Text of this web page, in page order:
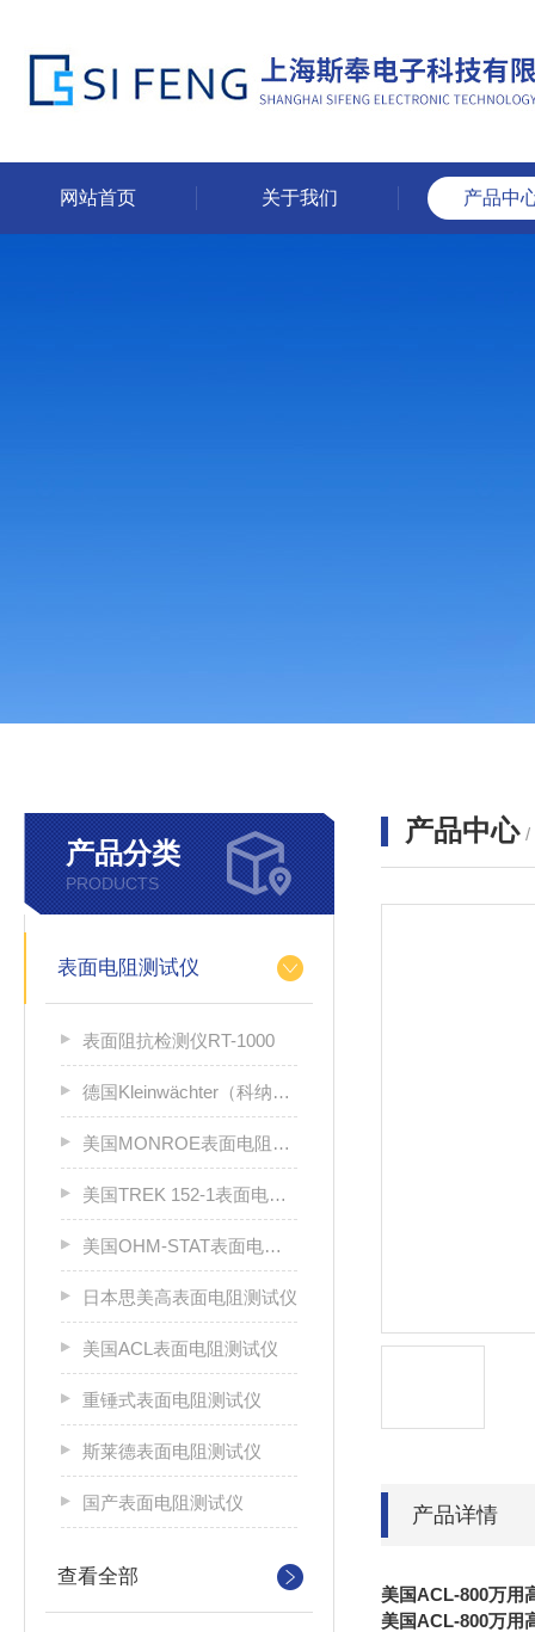
网站首页 关于我们 产品中
产品分类
PRODUCTS
表面电阻测试仪
表面阻抗检测仪RT-1000
德国Kleinwächter（科纳沃茨特）
美国MONROE表面电阻测试仪
美国TREK 152-1表面电阻测试仪
美国OHM-STAT表面电阻测试仪
日本思美高表面电阻测试仪
美国ACL表面电阻测试仪
重锤式表面电阻测试仪
斯莱德表面电阻测试仪
国产表面电阻测试仪
查看全部
产品中心 /
产品详情
美国ACL-800万用
美国ACL-800万用